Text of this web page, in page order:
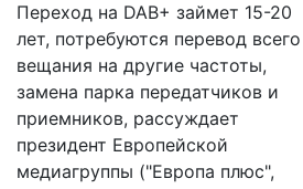
Переход на DAB+ займет 15-20
лет, потребуются перевод всего
вещания на другие частоты,
замена парка передатчиков и
приемников, рассуждает
президент Европейской
медиагруппы ("Европа плюс",